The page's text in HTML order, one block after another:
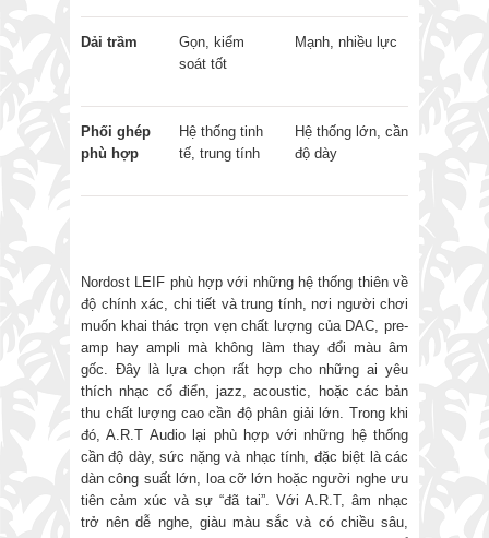
Dải trầm
Gọn, kiểm
soát tốt
Mạnh, nhiều lực
Phối ghép
phù hợp
Hệ thống tinh
tế, trung tính
Hệ thống lớn, cần
độ dày
Nordost LEIF phù hợp với những hệ thống thiên về
độ chính xác, chi tiết và trung tính, nơi người chơi
muốn khai thác trọn vẹn chất lượng của DAC, pre-
amp hay ampli mà không làm thay đổi màu âm
gốc. Đây là lựa chọn rất hợp cho những ai yêu
thích nhạc cổ điển, jazz, acoustic, hoặc các bản
thu chất lượng cao cần độ phân giải lớn. Trong khi
đó, A.R.T Audio lại phù hợp với những hệ thống
cần độ dày, sức nặng và nhạc tính, đặc biệt là các
dàn công suất lớn, loa cỡ lớn hoặc người nghe ưu
tiên cảm xúc và sự “đã tai”. Với A.R.T, âm nhạc
trở nên dễ nghe, giàu màu sắc và có chiều sâu,